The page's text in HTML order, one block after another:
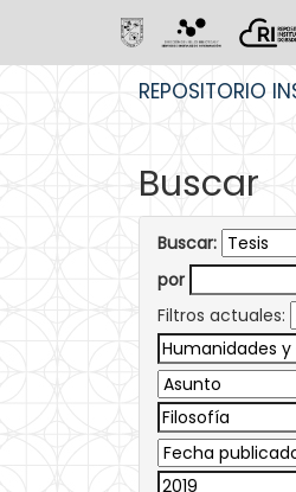
REPOSITORIO
Buscar
Buscar:
por
Filtros actuales: